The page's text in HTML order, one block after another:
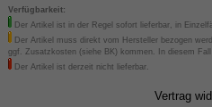
Verfügbarkeit:
Der Artikel ist in der Regel sofort lieferbar, in
Der Artikel muss direkt vom Hersteller bezogen
ggf. Zusatzkosten (siehe BK) kommen. In diesem
Der Artikel ist derzeit nicht lieferbar.
Vertrag